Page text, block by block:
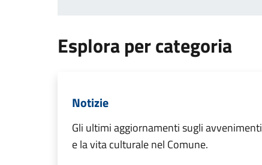
Esplora per categoria
Notizie
Gli ultimi aggiornamenti sugli avvenimenti
e la vita culturale nel Comune.